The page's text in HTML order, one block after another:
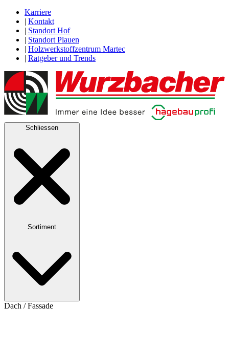
Karriere
| Kontakt
| Standort Hof
| Standort Plauen
| Holzwerkstoffzentrum Martec
| Ratgeber und Trends
Schliessen
Sortiment
Dach / Fassade